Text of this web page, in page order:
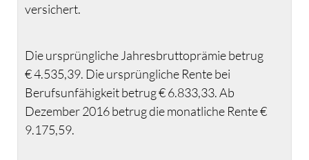
versichert.
Die ursprüngliche Jahresbruttoprämie betrug
€ 4.535,39. Die ursprüngliche Rente bei
Berufsunfähigkeit betrug € 6.833,33. Ab
Dezember 2016 betrug die monatliche Rente €
9.175,59.